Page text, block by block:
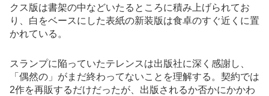
クス版は書架の中などいたるところに積み上げられてお
り、白をベースにした表紙の新装版は食卓のすぐ近くに置
かれている。
スランプに陥っていたテレンスは出版社に深く感謝し、
「偶然の」がまだ終わってないことを理解する。契約では
2作を再販するだけだったが、出版されるか否かにかかわ